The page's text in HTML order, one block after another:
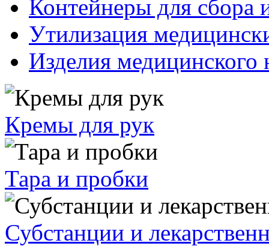
Контейнеры для сбора
Утилизация
Изделия медицинского
Кремы для рук
Тара и пробки
Субстанции и